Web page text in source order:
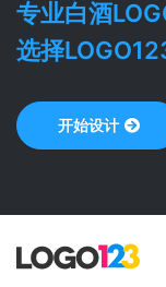
专业白酒
选择
开始设计